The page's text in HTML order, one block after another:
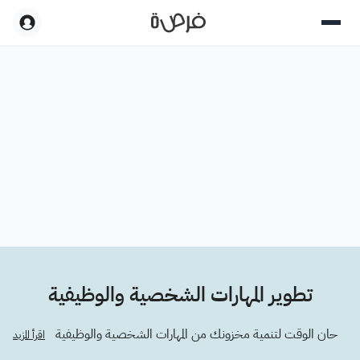
تطوير المهارات الشخصية والوظيفية
حان الوقت لتنمية مخزونك من المهارات الشخصية والوظيفية
اقرأ المزيد